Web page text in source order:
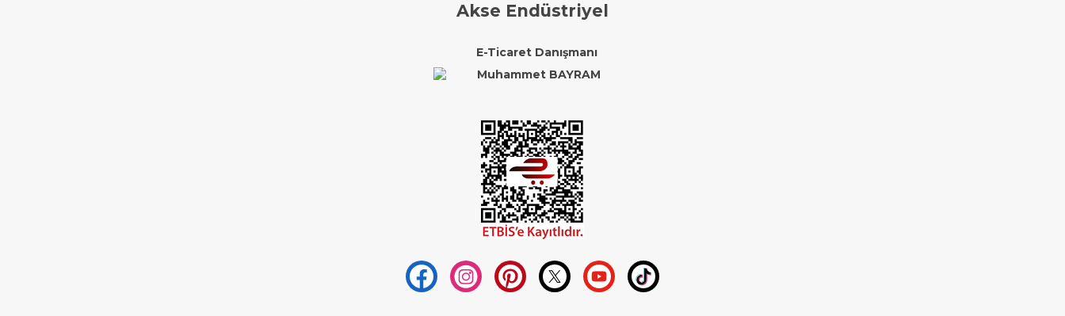
Akse Endüstriyel
E-Ticaret Danışmanı